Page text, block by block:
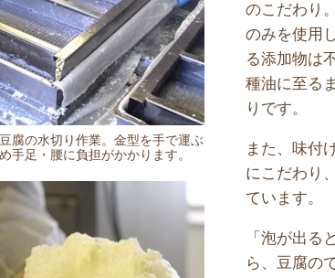
腐の水切り作業。金型を手で運ぶ
手足・腰に負担がかかります。
のこだわり
のみを使用
る添加物は
種油に至る
りです。
また、味付
にこだわり
ています。
「泡が出る
ら、豆腐の